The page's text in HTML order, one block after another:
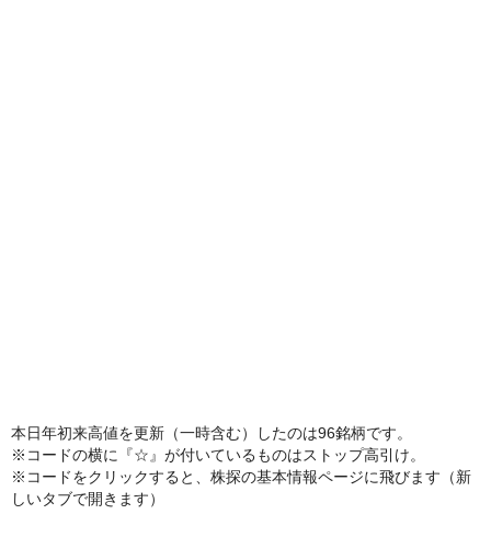
本日年初来高値を更新（一時含む）したのは96銘柄です。
※コードの横に『☆』が付いているものはストップ高引け。
※コードをクリックすると、株探の基本情報ページに飛びます（新
しいタブで開きます）